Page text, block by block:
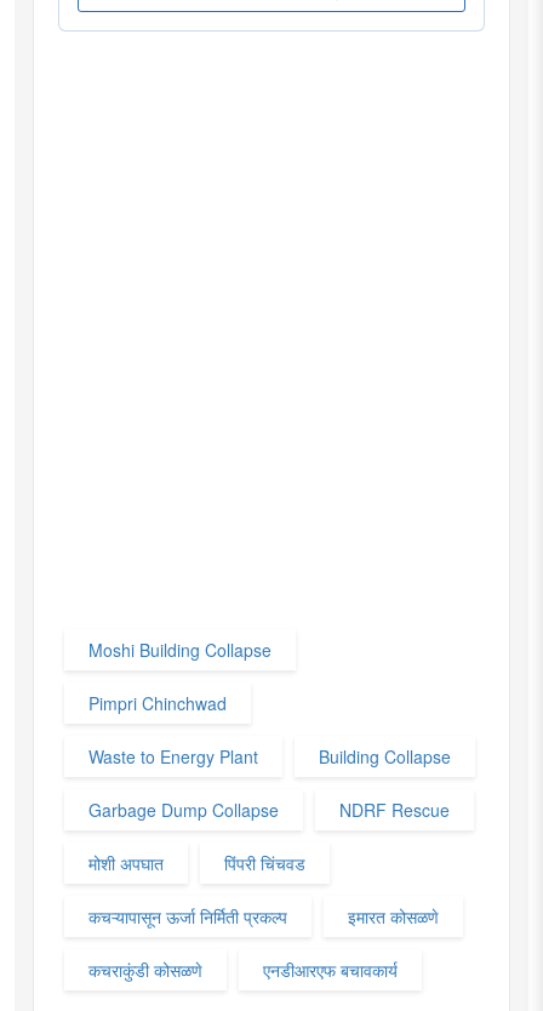
Moshi Building Collapse
Pimpri Chinchwad
Waste to Energy Plant Building Collapse
Garbage Dump Collapse NDRF Rescue
मोशी अपघात पिंपरी चिंचवड
कचऱ्यापासून ऊर्जा निर्मिती प्रकल्प इमारत कोसळणे
कचराकुंडी कोसळणे एनडीआरएफ बचावकार्य